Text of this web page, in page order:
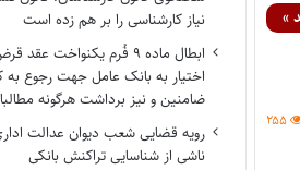
»
۲۵۵
نیاز کارشناسی را بر هم زده است
ابطال ماده ۹ فُرم
اختیار به بانک عامل جهت رجوع
ضامنین و نیز برداشت هرگونه
رویه قضایی شعب دیوان عدالت
ناشی از شناسایی تراکنش بانکی